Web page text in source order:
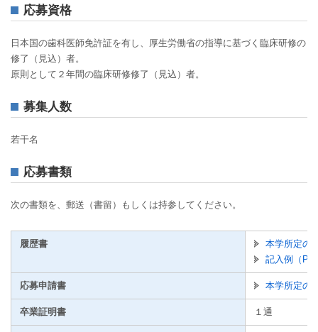
応募資格
日本国の歯科医師免許証を有し、厚生労働省の指導に基づく臨床研修の
修了（見込）者。
原則として２年間の臨床研修修了（見込）者。
募集人数
若干名
応募書類
次の書類を、郵送（書留）もしくは持参してください。
履歴書
本学所定の
記入例（
応募申請書 本学所定の
卒業証明書 １通